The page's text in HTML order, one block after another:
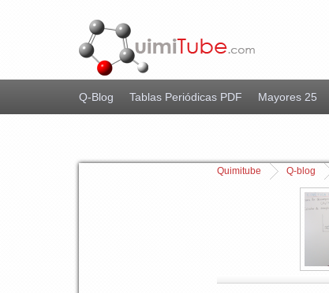
Q-Blog Tablas Periódicas PDF Mayores 25
Quimitube Q-blog